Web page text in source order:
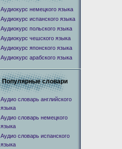
Аудиокурс немецкого языка
Аудиокурс испанского языка
Аудиокурс польского языка
Аудиокурс чешского языка
Аудиокурс японского языка
Аудиокурс арабского языка
Популярные словари
Аудио словарь английского
языка
Аудио словарь немецкого
языка
Аудио словарь испанского
языка